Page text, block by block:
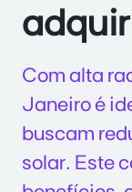
Com alta
Janeiro é
buscam
solar. Este